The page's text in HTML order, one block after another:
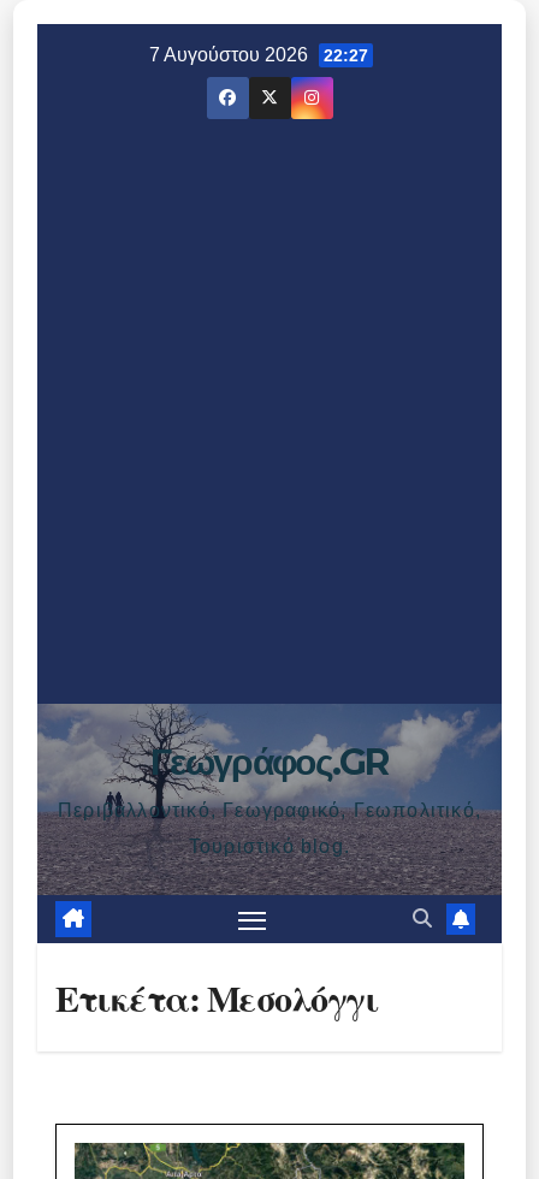
7 Αυγούστου 2026 22:27
Γεωγράφος.GR
Περιβαλλοντικό, Γεωγραφικό, Γεωπολιτικό,
Τουριστικό blog.
Ετικέτα:Μεσολόγγι